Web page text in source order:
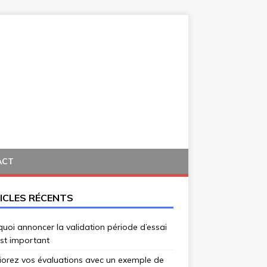
RÉCENTS
annoncer la validation période d’essai
important
vos évaluations avec un exemple de